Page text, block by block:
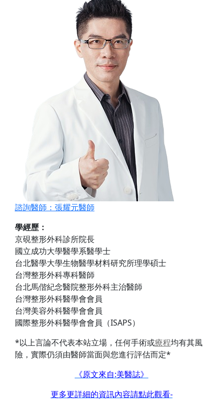
諮詢醫師：張耀元醫師
學經歷：
京硯整形外科診所院長
國立成功大學醫學系醫學士
台北醫學大學生物醫學材料研究所理學碩士
台灣整形外科專科醫師
台北馬偕紀念醫院整形外科主治醫師
台灣整形外科醫學會會員
台灣美容外科醫學會會員
國際整形外科醫學會會員（ISAPS）
*以上言論不代表本站立場，任何手術或療程均有其風
險，實際仍須由醫師當面與您進行評估而定*
《原文來自:美醫誌》
更多更詳細的資訊內容請點此觀看-